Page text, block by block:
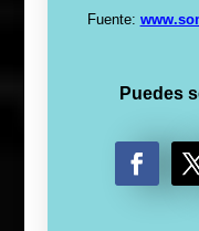
Fuente:
Puedes